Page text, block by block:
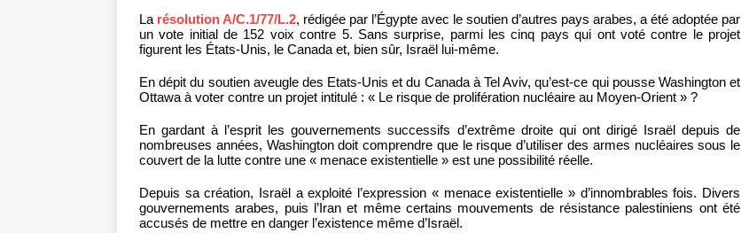
La résolution A/C.1/77/L.2, rédigée par l’Égypte avec le soutien d’autres pays arabes, a été adoptée par
un vote initial de 152 voix contre 5. Sans surprise, parmi les cinq pays qui ont voté contre le projet
figurent les États-Unis, le Canada et, bien sûr, Israël lui-même.
En dépit du soutien aveugle des Etats-Unis et du Canada à Tel Aviv, qu’est-ce qui pousse Washington et
Ottawa à voter contre un projet intitulé : « Le risque de prolifération nucléaire au Moyen-Orient » ?
En gardant à l’esprit les gouvernements successifs d’extrême droite qui ont dirigé Israël depuis de
nombreuses années, Washington doit comprendre que le risque d’utiliser des armes nucléaires sous le
couvert de la lutte contre une « menace existentielle » est une possibilité réelle.
Depuis sa création, Israël a exploité l’expression « menace existentielle » d’innombrables fois. Divers
gouvernements arabes, puis l’Iran et même certains mouvements de résistance palestiniens ont été
accusés de mettre en danger l’existence même d’Israël.